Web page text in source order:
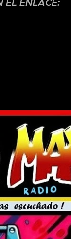
EL ENLACE: